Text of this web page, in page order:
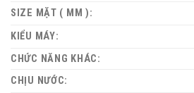
SIZE MẶT ( MM ):
KIỂU MÁY:
CHỨC NĂNG KHÁC:
CHỊU NƯỚC: